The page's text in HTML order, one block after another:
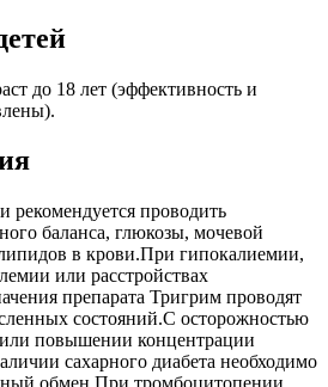
до 18 лет (эффективность и
рекомендуется проводить
баланса, глюкозы, мочевой
в крови.При гипокалиемии,
или расстройствах
препарата Тригрим проводят
состояний.С осторожностью
повышении концентрации
сахарного диабета необходимо